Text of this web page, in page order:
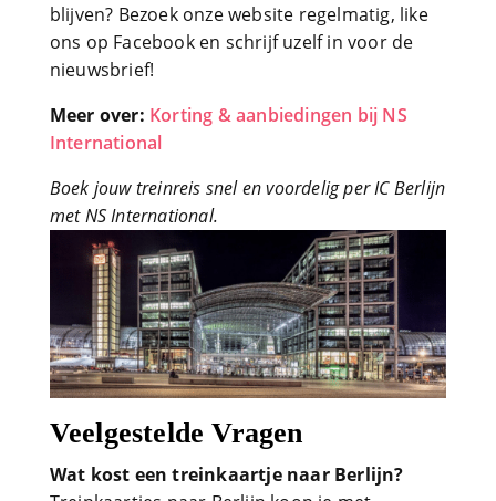
blijven? Bezoek onze website regelmatig, like
ons op Facebook en schrijf uzelf in voor de
nieuwsbrief!
Meer over: Korting & aanbiedingen bij NS
International
Boek jouw treinreis snel en voordelig per IC Berlijn
met NS International.
Veelgestelde Vragen
Wat kost een treinkaartje naar Berlijn?